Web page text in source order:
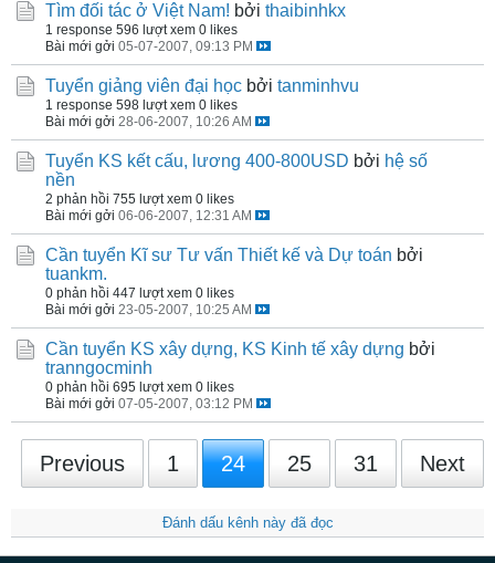
Tìm đối tác ở Việt Nam! bởi thaibinhkx
1 response 596 lượt xem 0 likes
Bài mới gởi 05-07-2007, 09:13 PM
Tuyển giảng viên đại học bởi tanminhvu
1 response 598 lượt xem 0 likes
Bài mới gởi 28-06-2007, 10:26 AM
Tuyển KS kết cấu, lương 400-800USD bởi hệ số
nền
2 phản hồi 755 lượt xem 0 likes
Bài mới gởi 06-06-2007, 12:31 AM
Cần tuyển Kĩ sư Tư vấn Thiết kế và Dự toán bởi
tuankm.
0 phản hồi 447 lượt xem 0 likes
Bài mới gởi 23-05-2007, 10:25 AM
Cần tuyển KS xây dựng, KS Kinh tế xây dựng bởi
tranngocminh
0 phản hồi 695 lượt xem 0 likes
Bài mới gởi 07-05-2007, 03:12 PM
Previous 1 24 25 31 Next
Đánh dấu kênh này đã đọc